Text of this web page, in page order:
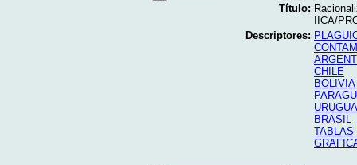
Título:
IICA/
Descriptores:
CHILE
BOLIVIA
BRASIL
TABLAS